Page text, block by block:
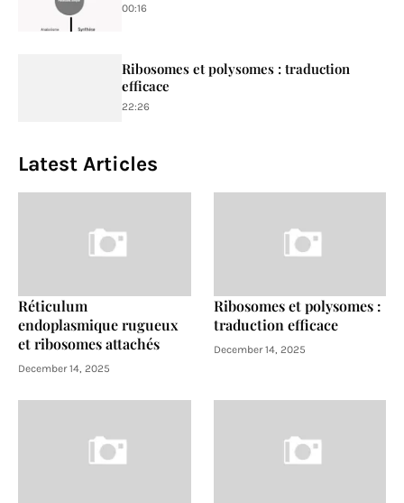
00:16
Ribosomes et polysomes : traduction
efficace
22:26
Latest Articles
Réticulum
endoplasmique rugueux
et ribosomes attachés
December 14, 2025
Ribosomes et polysomes :
traduction efficace
December 14, 2025